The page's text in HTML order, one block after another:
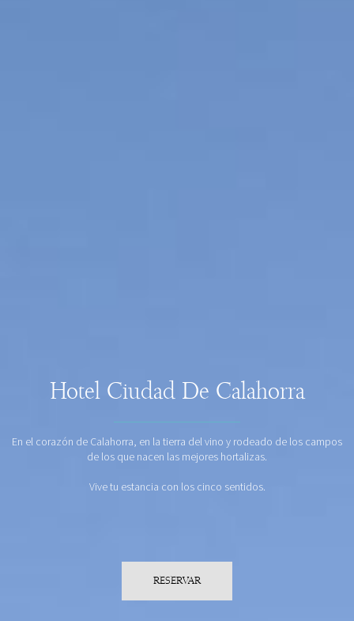
Hotel Ciudad De Calahorra
En el corazón de Calahorra, en la tierra del vino y rodeado de los campos
de los que nacen las mejores hortalizas.
Vive tu estancia con los cinco sentidos.
RESERVAR